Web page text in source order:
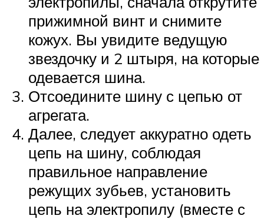
прижимной винт и снимите
кожух. Вы увидите ведущую
звездочку и 2 штыря, на которые
одевается шина.
Отсоедините шину с цепью от
агрегата.
Далее, следует аккуратно одеть
цепь на шину, соблюдая
правильное направление
режущих зубьев, установить
цепь на электропилу (вместе с